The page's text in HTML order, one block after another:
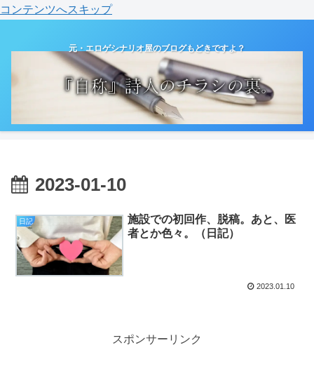
コンテンツへスキップ
元・エロゲシナリオ屋のブログもどきですよ？
2023-01-10
日記
施設での初回作、脱稿。あと、医
者とか色々。（日記）
2023.01.10
スポンサーリンク